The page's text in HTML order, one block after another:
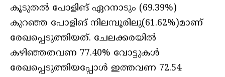
കൂടുതൽ പോളിങ് ഏറനാടും (69.39%)
കുറഞ്ഞ പോളിങ് നിലമ്പൂരിലു(61.62%)മാണ്
രേഖപ്പെടുത്തിയത്. ചേലക്കരയിൽ
കഴിഞ്ഞതവണ 77.40% വോട്ടുകൾ
രേഖപ്പെടുത്തിയപ്പോൾ ഇത്തവണ 72.54